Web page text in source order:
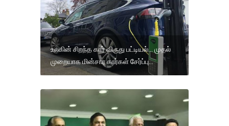
உலகின் சிறந்த கார் விருது பட்டியல்... முதல்
முறையாக மின்சார கார்கள் சேர்ப்பு...